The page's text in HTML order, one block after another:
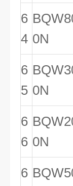
6
4 0N
6
5 0N
6
6 0N
6